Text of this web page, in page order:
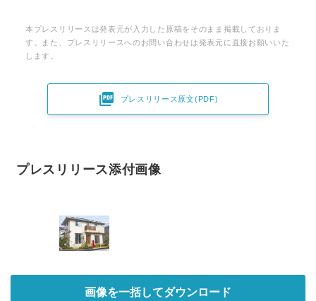
本プレスリリースは発表元が入力した原稿をそのまま掲載しておりま
す。また、プレスリリースへのお問い合わせは発表元に直接お願いいた
します。
 プレスリリース原文(PDF)
プレスリリース添付画像
画像を一括してダウンロード